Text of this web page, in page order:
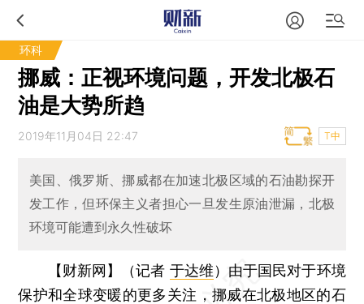
环科
挪威：正视环境问题，开发北极石
油是大势所趋
2019年11月04日 22:47 T中
美国、俄罗斯、挪威都在加速北极区域的石油勘探开
发工作，但环保主义者担心一旦发生原油泄漏，北极
环境可能遭到永久性破坏
【财新网】（记者 于达维） 由于国民对于环境
保护和全球变暖的更多关注，挪威在北极地区的石